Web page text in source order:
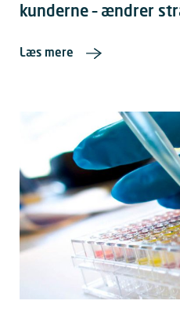
kunderne – ændrer
Læs mere